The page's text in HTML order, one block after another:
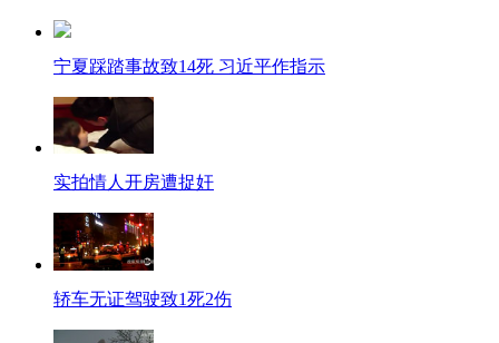
宁夏踩踏事故致14死 习近平作指示
实拍情人开房遭捉奸
轿车无证驾驶致1死2伤